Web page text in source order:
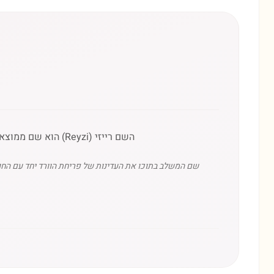
השם רייזי (Reyzi) הוא שם ממוצא יידי (גרמני-יהודי), המהווה כינוי חיבה או וריאציה לשם 'רייזל', שמשמעותו היא הציפורן או הוורד (Rose).
שם המשלב בתוכו את העדינות של פריחת הוורד יחד עם